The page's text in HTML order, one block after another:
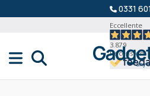
0331
Eccellente
3.879
Recensioni